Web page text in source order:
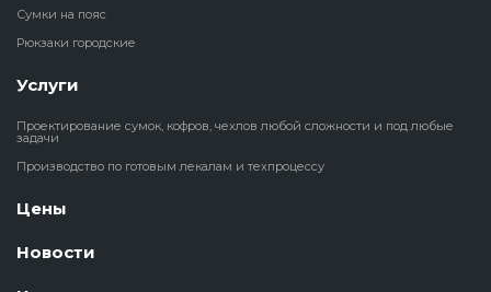
Сумки на пояс
Рюкзаки городские
Услуги
Проектирование сумок, кофров, чехлов любой сложности и под любые
задачи
Производство по готовым лекалам и техпроцессу
Цены
Новости